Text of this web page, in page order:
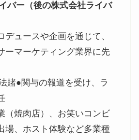
バー（後の株式会社ライバ
デュースや企画を通じて、
ーマーケティング業界に先
賭●関与の報道を受け、ラ
（焼肉店）、お笑いコンビ
場、ホスト体験など多業種